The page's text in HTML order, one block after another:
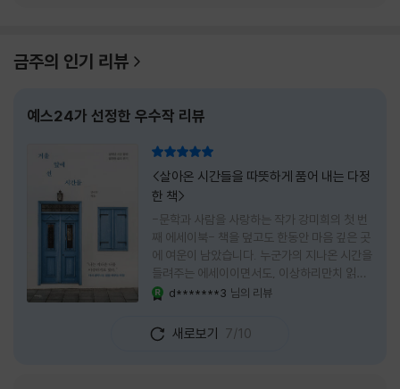
금주의 인기 리뷰
예스24가 선정한 우수작 리뷰
<살아온 시간들을 따뜻하게 품어 내는 다정
한 책>
-문학과 사람을 사랑하는 작가 강미희의 첫 번
째 에세이북- 책을 덮고도 한동안 마음 깊은 곳
에 여운이 남았습니다. 누군가의 지나온 시간을
들려주는 에세이이면서도, 이상하리만치 읽는
사람 자신의 삶을 다시 돌아보게 만드는 책이었
으로 머물지 않고, 각자의 상처와 후회, 다 지나
온 줄 알았던 마음의 결을 가만히 비추는 거울
d*******3 님의 리뷰
새로보기 7/10